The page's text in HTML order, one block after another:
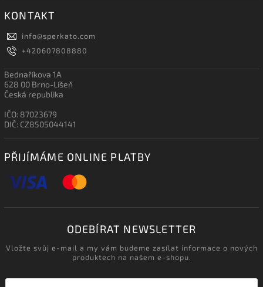
KONTAKT
info@sperkato.com
+420607808880
Bednaříkova 1A
628 00 Brno-Líšeň
Česká republika
IČO: 87023679
DIČ: CZ8505044141
PŘIJÍMÁME ONLINE PLATBY
ODEBÍRAT NEWSLETTER
Vložte svůj e-mail a my vám budeme zasílat informace o nových
produktech na našem e-shopu.